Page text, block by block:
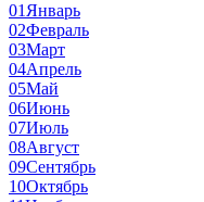
01 Январь
02Февраль
03Март
04Апрель
05Май
06Июнь
07Июль
08Август
09Сентябрь
10Октябрь